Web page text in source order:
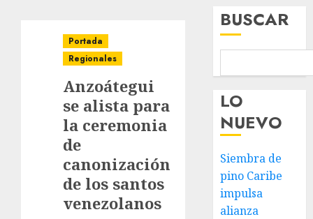
Portada
Regionales
Anzoátegui
se alista para
la ceremonia
de
canonización
de los santos
venezolanos
BUSCAR
LO
NUEVO
Siembra de
pino Caribe
impulsa
alianza